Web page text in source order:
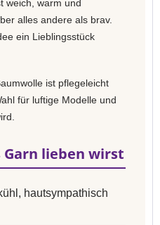
weich, warm und
alles andere als brav.
ein Lieblingsstück
ist pflegeleicht
für luftige Modelle und
Garn lieben wirst
hautsympathisch